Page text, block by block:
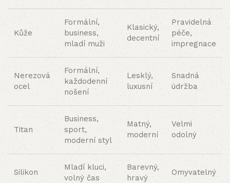
Kůže
Formální,
business,
mladí muži
Klasický,
decentní
Pravidelná
péče,
impregnace
Nerezová
ocel
Formální,
každodenní
nošení
Lesklý,
luxusní
Snadná
údržba
Titan
Business,
sport,
moderní styl
Matný,
moderní
Velmi
odolný
Silikon
Mladí kluci,
volný čas
Barevný,
hravý
Omyvatelný